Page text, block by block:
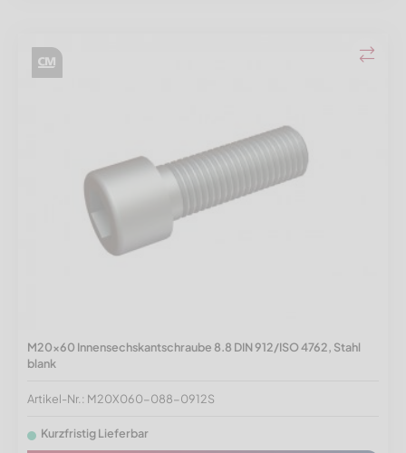
M20x60 Innensechskantschraube 8.8 DIN 912/ISO 4762, Stahl
blank
Artikel-Nr.: M20X060-088-0912S
Kurzfristig Lieferbar